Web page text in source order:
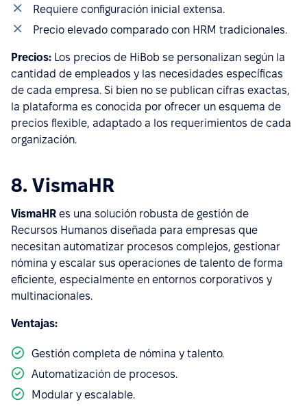
Requiere configuración inicial extensa.
Precio elevado comparado con HRM tradicionales.
Precios: Los precios de HiBob se personalizan según la
cantidad de empleados y las necesidades específicas
de cada empresa. Si bien no se publican cifras exactas,
la plataforma es conocida por ofrecer un esquema de
precios flexible, adaptado a los requerimientos de cada
organización.
8. VismaHR
VismaHR es una solución robusta de gestión de
Recursos Humanos diseñada para empresas que
necesitan automatizar procesos complejos, gestionar
nómina y escalar sus operaciones de talento de forma
eficiente, especialmente en entornos corporativos y
multinacionales.
Ventajas:
Gestión completa de nómina y talento.
Automatización de procesos.
Modular y escalable.